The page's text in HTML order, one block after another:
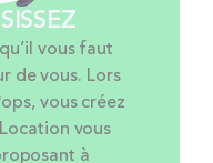
vous faut
de vous. Lors
vous créez
vous
à